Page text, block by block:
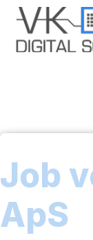
Skip to Content
Job
ApS